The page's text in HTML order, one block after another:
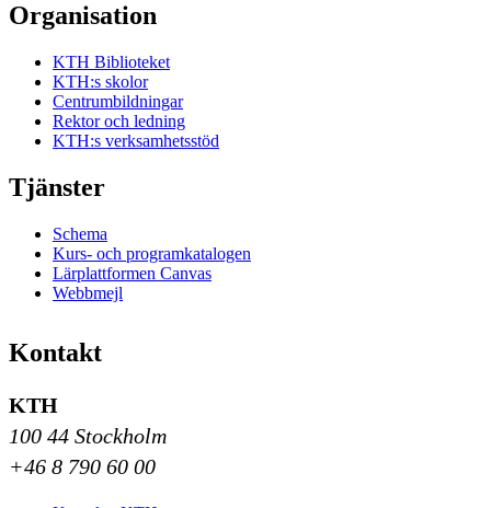
Organisation
KTH Biblioteket
KTH:s skolor
Centrumbildningar
Rektor och ledning
KTH:s verksamhetsstöd
Tjänster
Schema
Kurs- och programkatalogen
Lärplattformen Canvas
Webbmejl
Kontakt
KTH
100 44 Stockholm
+46 8 790 60 00